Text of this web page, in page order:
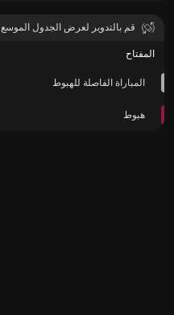
قم بالتدوير لعرض الجدول الموسع
المفتاح
المباراة الفاصلة للهبوط
هبوط